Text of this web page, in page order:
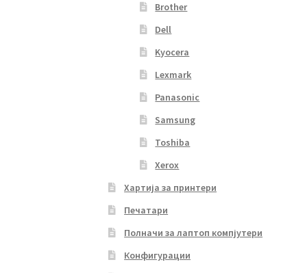
Brother
Dell
Kyocera
Lexmark
Panasonic
Samsung
Toshiba
Xerox
Хартија за принтери
Печатари
Полначи за лаптоп компјутери
Конфигурации